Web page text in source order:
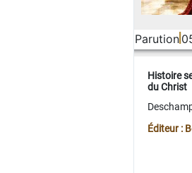
Parution
Histoire
du Christ
Éditeur :